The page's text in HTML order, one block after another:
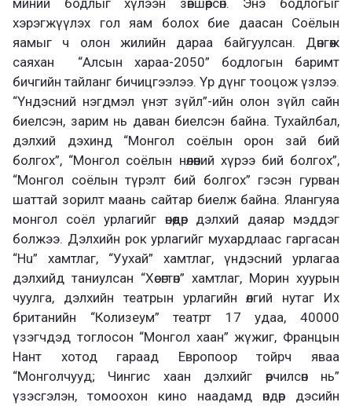
хэрэгжүүлэх гол яам болох бие даасан Соёлын
яамыг ч олон жилийн дараа байгуулсан. Дөнгөж
саяхан “Алсын хараа-2050” бодлогын баримт
бичгийн тайланг бичицгээлээ. Үр дүнг тооцож үзлээ.
“Үндэсний нэгдмэл үнэт зүйл”-ийн олон зүйл сайн
биелсэн, зарим нь даван биелсэн байна. Тухайлбал,
дэлхий дэхинд “Монгол соёлын орон зай бий
болгох”, “Монгол соёлын нөлөөний хүрээ бий болгох”,
“Монгол соёлын түрэлт бий болгох” гэсэн гурван
шаттай зорилт маань сайтар биелж байна. Ялангуяа
монгол соёл урлагийг өнөөдөр дэлхий даяар мэддэг
болжээ. Дэлхийн рок урлагийг мухардлаас гаргасан
“Hu” хамтлаг, “Уухай” хамтлаг, үндэсний урлагаа
дэлхийд таниулсан “Хөсөгтөн” хамтлаг, Морин хуурын
чуулга, дэлхийн театрын урлагийн өлгий нутаг Их
британийн “Колизеум” театрт 17 удаа, 40000
үзэгчдэд тоглосон “Монгол хаан” жүжиг, Францын
Нант хотод гараад Европоор тойрч яваа
“Монголчууд; Чингис хаан дэлхийг өөрчилсөн нь”
үзэсгэлэн, томоохон кино наадамд өндөр дэсийн